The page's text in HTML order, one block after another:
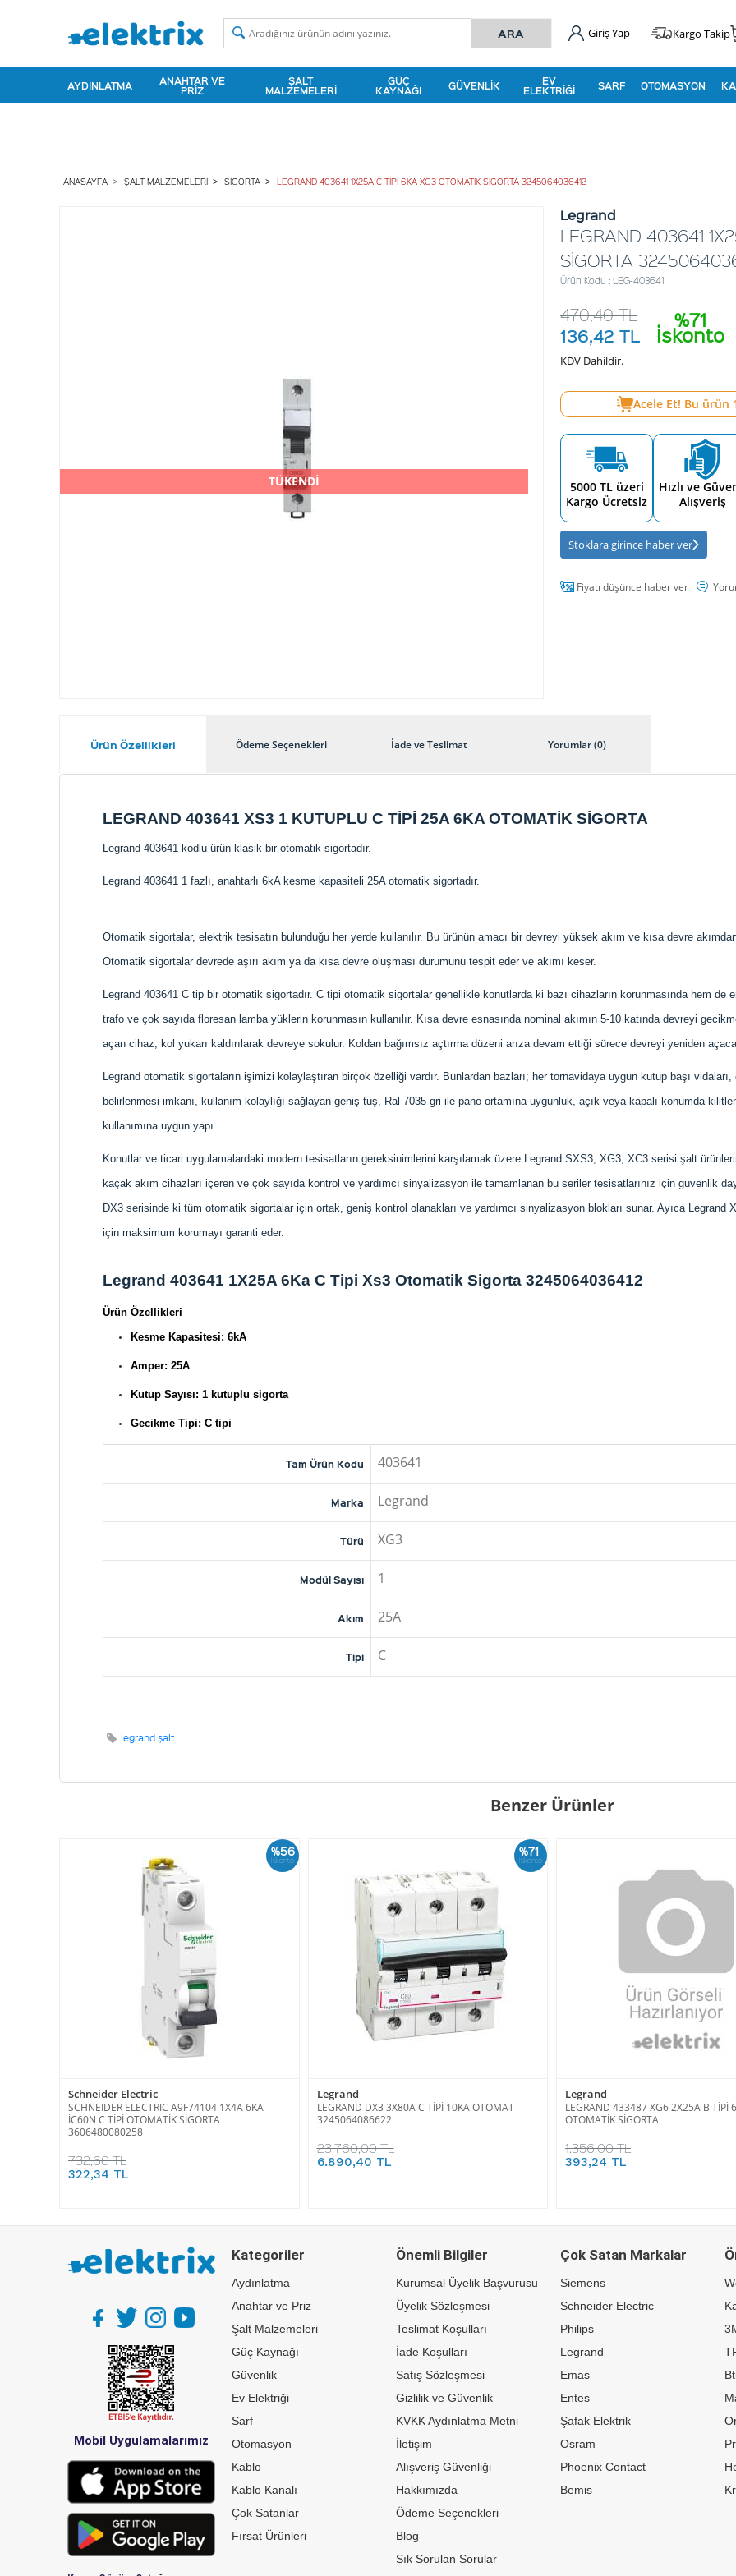
Giriş Yap Kargo Takip
AYDINLATMA ANAHTAR VE
PRIZ
ŞALT
MALZEMELERI
GÜÇ
KAYNAĞI GÜVENLIK EV
ELEKTRIĞI SARF OTOMASYON
ANASAYFA ŞALT MALZEMELERI SIGORTA LEGRAND 403641 1X25A C TİPİ 6KA XG3 OTOMATİK SİGORTA 3245064036412
TÜKENDİ
Legrand
LEGRAND 403641
SİGORTA
Ürün Kodu : LEG-403641
%71
İskonto
470,40TL
136,42 TL
KDV Dahildir.
Acele Et! Bu ürün
5000 TL üzeri
Kargo Ücretsiz
Hızlı ve
Alışveriş
Stoklara girince haber ver
Fiyatı düşünce haber ver
Ürün Özellikleri Ödeme Seçenekleri İade ve Teslimat Yorumlar (0)
LEGRAND 403641 XS3 1 KUTUPLU C TİPİ 25A 6KA OTOMATİK SİGORTA
Legrand 403641 kodlu ürün klasik bir otomatik sigortadır.
Legrand 403641 1 fazlı, anahtarlı 6kA kesme kapasiteli 25A otomatik sigortadır.
Otomatik sigortalar, elektrik tesisatın bulunduğu her yerde kullanılır. Bu ürünün amacı bir devreyi yüksek akım ve kısa devre
Otomatik sigortalar devrede aşırı akım ya da kısa devre oluşması durumunu tespit eder ve akımı keser.
Legrand 403641 C tip bir otomatik sigortadır. C tipi otomatik sigortalar genellikle konutlarda ki bazı cihazların korunmasında hem de
trafo ve çok sayıda floresan lamba yüklerin korunmasın kullanılır. Kısa devre esnasında nominal akımın 5-10 katında devreyi
açan cihaz, kol yukarı kaldırılarak devreye sokulur. Koldan bağımsız açtırma düzeni arıza devam ettiği sürece devreyi yeniden
Legrand otomatik sigortaların işimizi kolaylaştıran birçok özelliği vardır. Bunlardan bazları; her tornavidaya uygun kutup başı
belirlenmesi imkanı, kullanım kolaylığı sağlayan geniş tuş, Ral 7035 gri ile pano ortamına uygunluk, açık veya kapalı konumda
kullanımına uygun yapı.
Konutlar ve ticari uygulamalardaki modern tesisatların gereksinimlerini karşılamak üzere Legrand SXS3, XG3, XC3 serisi şalt
kaçak akım cihazları içeren ve çok sayıda kontrol ve yardımcı sinyalizasyon ile tamamlanan bu seriler tesisatlarınız için güvenlik
DX3 serisinde ki tüm otomatik sigortalar için ortak, geniş kontrol olanakları ve yardımcı sinyalizasyon blokları sunar. Ayıca
için maksimum korumayı garanti eder.
Legrand 403641 1X25A 6Ka C Tipi Xs3 Otomatik Sigorta 3245064036412
Ürün Özellikleri
Kesme Kapasitesi: 6kA
Amper: 25A
Kutup Sayısı: 1 kutuplu sigorta
Gecikme Tipi: C tipi
Tam Ürün Kodu 403641
Marka Legrand
Türü XG3
Modül Sayısı 1
Akım 25A
Tipi C
legrand şalt
Benzer Ürünler
%56
İskonto
Schneider Electric
SCHNEIDER ELECTRIC A9F74104 1X4A 6KA
İC60N C TİPİ OTOMATİK SİGORTA
3606480080258
732,60 TL
322,34 TL
%71
İskonto
Legrand
LEGRAND DX3 3X80A C TİPİ 10KA OTOMAT
3245064086622
23.760,00 TL
6.890,40 TL
Legrand
LEGRAND 433487 XG6 2X25A B TİPİ
OTOMATİK SİGORTA
1.356,00 TL
393,24 TL
Mobil Uygulamalarımız
Kategoriler
Aydınlatma
Anahtar ve Priz
Şalt Malzemeleri
Güç Kaynağı
Güvenlik
Ev Elektriği
Sarf
Otomasyon
Kablo
Kablo Kanalı
Çok Satanlar
Fırsat Ürünleri
Önemli Bilgiler
Kurumsal Üyelik Başvurusu
Üyelik Sözleşmesi
Teslimat Koşulları
İade Koşulları
Satış Sözleşmesi
Gizlilik ve Güvenlik
KVKK Aydınlatma Metni
İletişim
Alışveriş Güvenliği
Hakkımızda
Ödeme Seçenekleri
Blog
Sık Sorulan Sorular
Çok Satan Markalar
Siemens
Schneider Electric
Philips
Legrand
Emas
Entes
Şafak Elektrik
Osram
Phoenix Contact
Bemis